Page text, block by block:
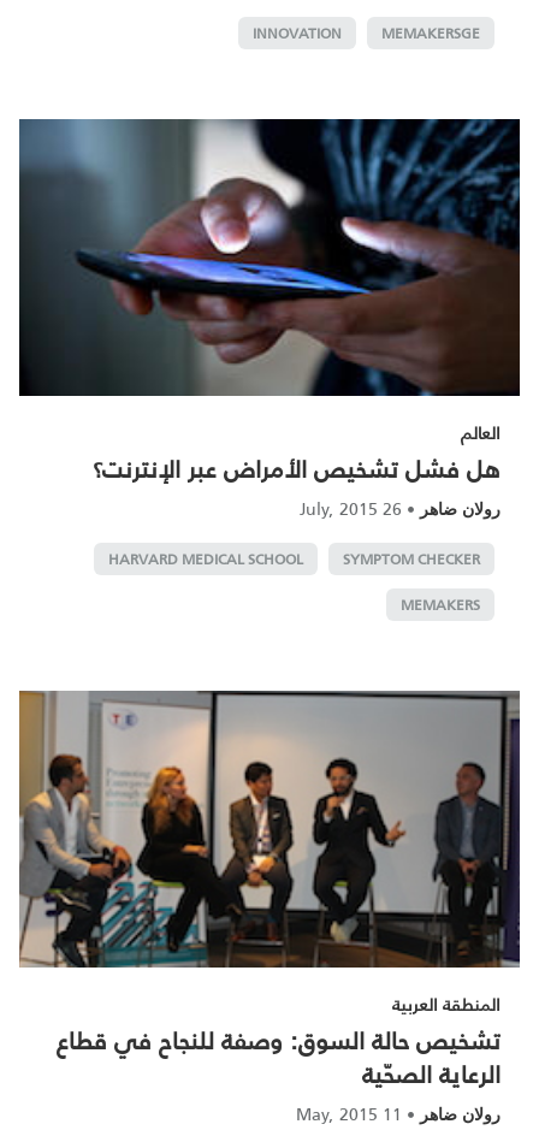
MEMAKERSGE
INNOVATION
العالم
هل فشل تشخيص الأمراض عبر الإنترنت؟
رولان ضاهر •
26 July, 2015
SYMPTOM CHECKER
HARVARD MEDICAL SCHOOL
MEMAKERS
المنطقة العربية
تشخيص حالة السوق: وصفة للنجاح في قطاع
الرعاية الصحّية
رولان ضاهر •
11 May, 2015